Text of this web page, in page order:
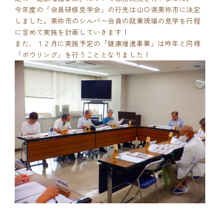
今年度の「会員研修見学会」の行先は山口県美祢市に決定
しました。美祢市のシルバー会員の就業現場の見学を行程
に含めて実施を計画していきます！
また、１２月に実施予定の「健康増進事業」は昨年と同様
「ボウリング」を行うこととなりました！